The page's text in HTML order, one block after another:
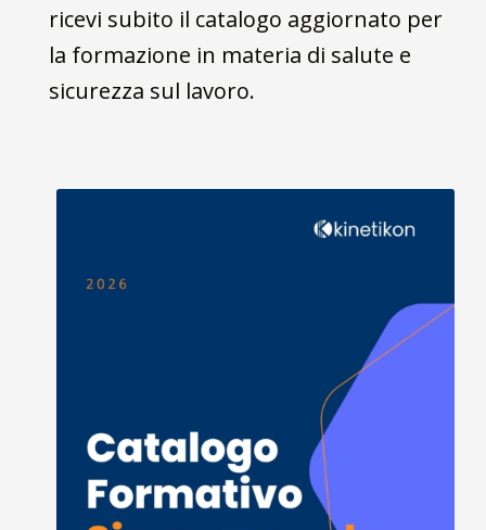
ricevi subito il catalogo aggiornato per
la formazione in materia di salute e
sicurezza sul lavoro.